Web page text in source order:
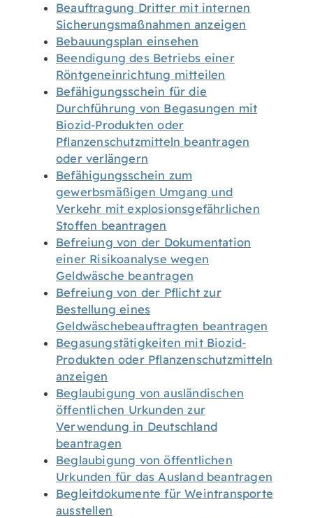
Beauftragung Dritter mit internen
Sicherungsmaßnahmen anzeigen
Bebauungsplan einsehen
Beendigung des Betriebs einer
Röntgeneinrichtung mitteilen
Befähigungsschein für die
Durchführung von Begasungen mit
Biozid-Produkten oder
Pflanzenschutzmitteln beantragen
oder verlängern
Befähigungsschein zum
gewerbsmäßigen Umgang und
Verkehr mit explosionsgefährlichen
Stoffen beantragen
Befreiung von der Dokumentation
einer Risikoanalyse wegen
Geldwäsche beantragen
Befreiung von der Pflicht zur
Bestellung eines
Geldwäschebeauftragten beantragen
Begasungstätigkeiten mit Biozid-
Produkten oder Pflanzenschutzmitteln
anzeigen
Beglaubigung von ausländischen
öffentlichen Urkunden zur
Verwendung in Deutschland
beantragen
Beglaubigung von öffentlichen
Urkunden für das Ausland beantragen
Begleitdokumente für Weintransporte
ausstellen